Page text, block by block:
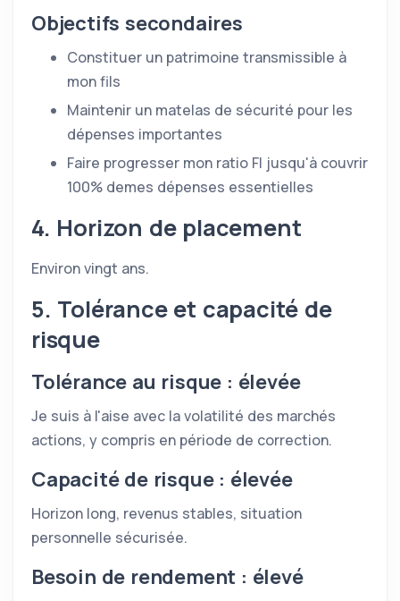
Objectifs secondaires
Constituer un patrimoine transmissible à
mon fils
Maintenir un matelas de sécurité pour les
dépenses importantes
Faire progresser mon ratio FI jusqu'à couvrir
100% demes dépenses essentielles
4. Horizon de placement
Environ vingt ans.
5. Tolérance et capacité de
risque
Tolérance au risque : élevée
Je suis à l'aise avec la volatilité des marchés
actions, y compris en période de correction.
Capacité de risque : élevée
Horizon long, revenus stables, situation
personnelle sécurisée.
Besoin de rendement : élevé